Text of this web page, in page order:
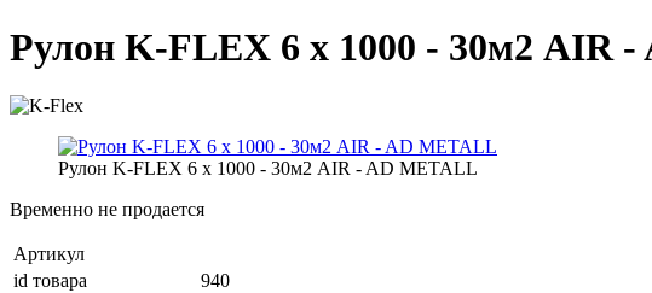
Рулон K-FLEX 6 x 1000 - 30м2 AIR
Рулон K-FLEX 6 x 1000 - 30м2 AIR - AD METALL
Временно не продается
Артикул
id товара
940